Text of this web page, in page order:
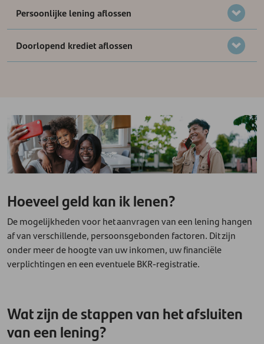
Persoonlijke lening aflossen
Doorlopend krediet aflossen
Hoeveel geld kan ik lenen?
De mogelijkheden voor het aanvragen van een lening hangen
af van verschillende, persoonsgebonden factoren. Dit zijn
onder meer de hoogte van uw inkomen, uw financiële
verplichtingen en een eventuele BKR-registratie.
Wat zijn de stappen van het afsluiten
van een lening?